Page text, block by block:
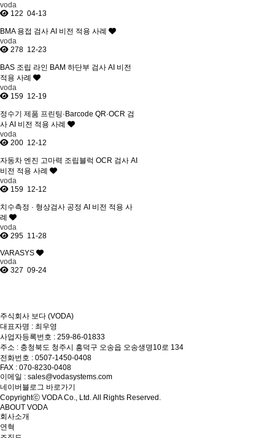
voda
122 04-13
BMA 용접 검사 AI 비전 적용 사례
voda
278 12-23
BAS 조립 라인 BAM 하단부 검사 AI 비전
적용 사례
voda
159 12-19
정수기 제품 프린팅·Barcode QR·OCR 검
사 AI 비전 적용 사례
voda
200 12-12
자동차 엔진 고마력 조립블럭 OCR 검사 AI
비전 적용 사례
voda
159 12-12
치수측정 · 형상검사 공정 AI 비전 적용 사
례
voda
295 11-28
VARASYS
voda
327 09-24
주식회사 보다 (VODA)
대표자명 : 최우영
사업자등록번호 : 259-86-01833
주소 : 충청북도 청주시 흥덕구 오송읍 오송생명10로 134
전화번호 : 0507-1450-0408
FAX : 070-8230-0408
이메일 : sales@vodasystems.com
네이버블로그 바로가기
Copyrightⓒ VODA Co., Ltd. All Rights Reserved.
ABOUT VODA
회사소개
연혁